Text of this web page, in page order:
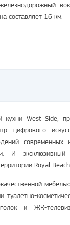
составляет 16 км.
кухни West Side,
цифрового
современных
И
Royal
и ЖК-